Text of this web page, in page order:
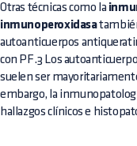
Otras técnicas como la
inmunoperoxidasa
autoanticuerpos
con PF.3 Los
suelen ser
embargo, la
hallazgos clínicos e